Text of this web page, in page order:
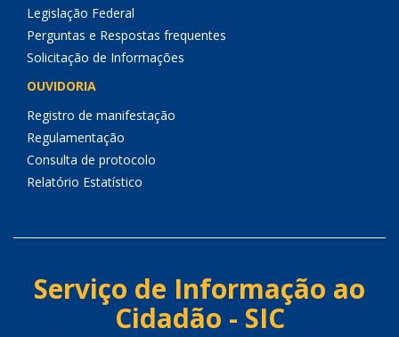
Legislação Federal
Perguntas e Respostas frequentes
Solicitação de Informações
OUVIDORIA
Registro de manifestação
Regulamentação
Consulta de protocolo
Relatório Estatístico
Serviço de Informação ao
Cidadão - SIC